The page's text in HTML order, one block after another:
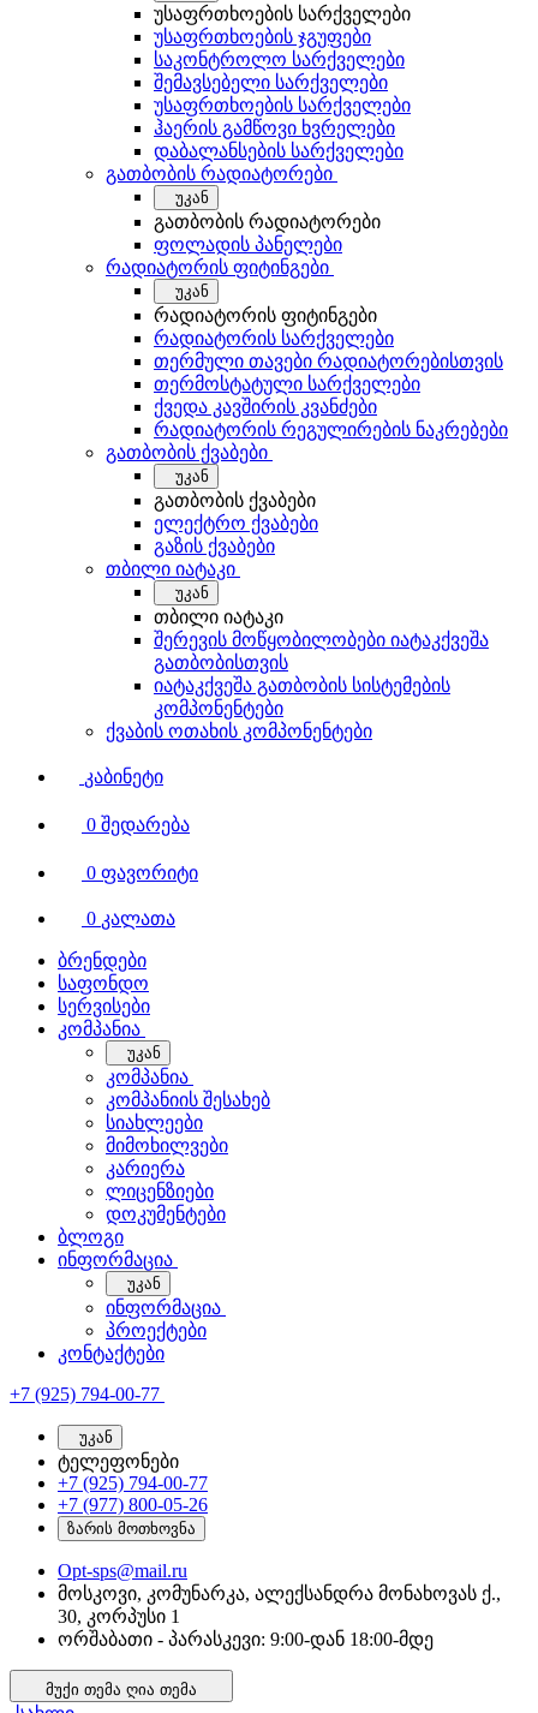
უსაფრთხოების სარქველები
უსაფრთხოების ჯგუფები
საკონტროლო სარქველები
შემავსებელი სარქველები
უსაფრთხოების სარქველები
ჰაერის გამწოვი ხვრელები
დაბალანსების სარქველები
გათბობის რადიატორები
უკან
გათბობის რადიატორები
ფოლადის პანელები
რადიატორის ფიტინგები
უკან
რადიატორის ფიტინგები
რადიატორის სარქველები
თერმული თავები რადიატორებისთვის
თერმოსტატული სარქველები
ქვედა კავშირის კვანძები
რადიატორის რეგულირების ნაკრებები
გათბობის ქვაბები
უკან
გათბობის ქვაბები
ელექტრო ქვაბები
გაზის ქვაბები
თბილი იატაკი
უკან
თბილი იატაკი
შერევის მოწყობილობები იატაკქვეშა
გათბობისთვის
იატაკქვეშა გათბობის სისტემების
კომპონენტები
ქვაბის ოთახის კომპონენტები
კაბინეტი
0 შედარება
0 ფავორიტი
0 კალათა
ბრენდები
საფონდო
სერვისები
კომპანია
უკან
კომპანია
კომპანიის შესახებ
სიახლეები
მიმოხილვები
კარიერა
ლიცენზიები
დოკუმენტები
ბლოგი
ინფორმაცია
უკან
ინფორმაცია
პროექტები
კონტაქტები
+7 (925) 794-00-77
უკან
ტელეფონები
+7 (925) 794-00-77
+7 (977) 800-05-26
ზარის მოთხოვნა
Opt-sps@mail.ru
მოსკოვი, კომუნარკა, ალექსანდრა მონახოვას ქ.,
30, კორპუსი 1
ორშაბათი - პარასკევი: 9:00-დან 18:00-მდე
მუქი თემა ღია თემა